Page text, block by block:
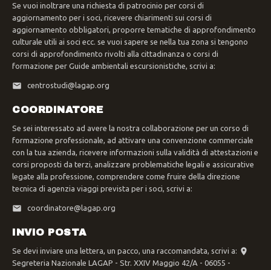
Se vuoi inoltrare una richiesta di patrocinio per corsi di
aggiornamento per i soci, ricevere chiarimenti sui corsi di
aggiornamento obbligatori, proporre tematiche di approfondimento
culturale utili ai soci ecc. se vuoi sapere se nella tua zona si tengono
corsi di approfondimento rivolti alla cittadinanza o corsi di
formazione per Guide ambientali escursionistiche, scrivi a:
centrostudi@lagap.org
COORDINATORE
Se sei interessato ad avere la nostra collaborazione per un corso di
formazione professionale, ad attivare una convenzione commerciale
con la tua azienda, ricevere informazioni sulla validità di attestazioni e
corsi proposti da terzi, analizzare problematiche legali e assicurative
legate alla professione, comprendere come fruire della direzione
tecnica di agenzia viaggi prevista per i soci, scrivi a:
coordinatore@lagap.org
INVIO POSTA
Se devi inviare una lettera, un pacco, una raccomandata, scrivi a:
Segreteria Nazionale LAGAP - Str. XXIV Maggio 42/A - 06055 -